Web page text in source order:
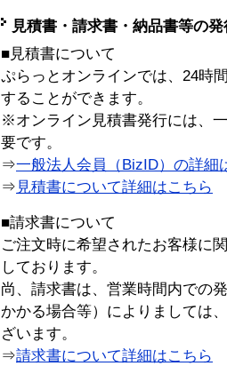
見積書・請求書・納品書等の
■見積書について
ぷらっとオンラインでは、24時
することができます。
※オンライン見積書発行には、
要です。
⇒一般法人会員（BizID）の詳細
⇒ 見積書について詳細はこちら
■請求書について
ご注文時に希望されたお客様に
しております。
尚、請求書は、営業時間内での
かかる場合等）によりましては
ざいます。
⇒請求書について詳細はこちら